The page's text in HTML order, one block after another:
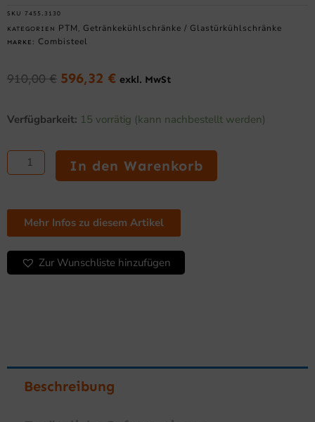
SKU 7455.3130
KATEGORIEN PTM Getränkekühlschränke / Glastürkühlschränke
MARKE: Combisteel
910,00€ Ursprünglicher
war:
596,32 € Aktueller
ist:
596,32 €.
exkl. MwSt
Verfügbarkeit: 15 vorrätig (kann nachbestellt werden)
Kühlschrank
Glastür
PIB-
In den Warenkorb
Mehr Infos zu diesem Artikel
Zur Wunschliste hinzufügen
Beschreibung